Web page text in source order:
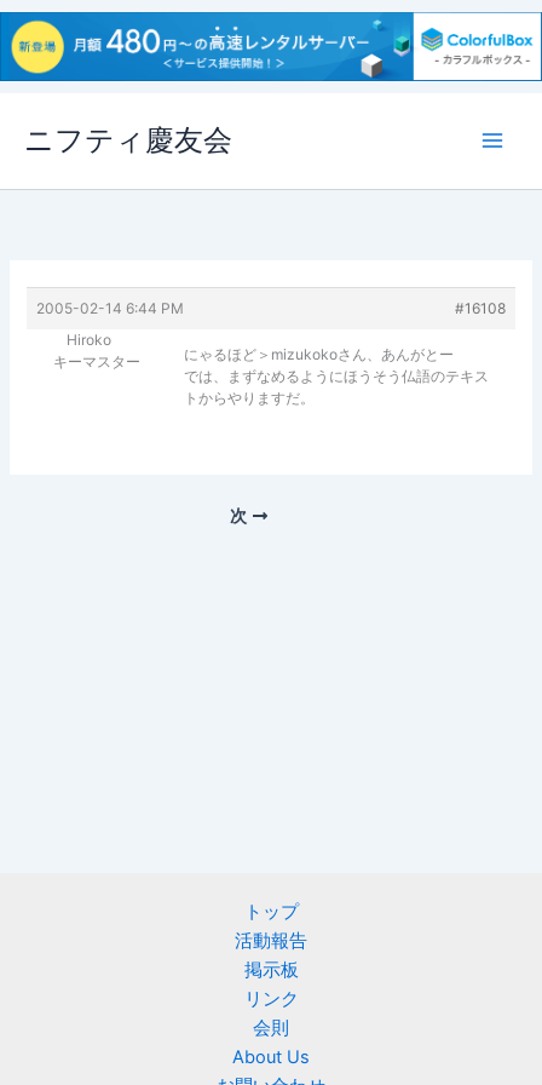
ス
ニフティ慶友会
2005-02-14 6:44 PM
#16108
Hiroko
キーマスター
にゃるほど＞mizukokoさん、あんがとー
では、まずなめるようにほうそう仏語のテキス
トからやりますだ。
次
トップ
活動報告
掲示板
リンク
会則
About Us